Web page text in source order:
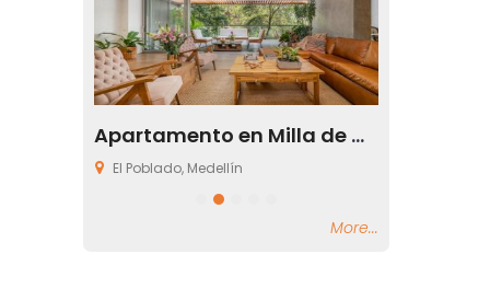
Apartamento en Milla de Oro en Medellín Antioquia
El Poblado, Medellín
More...